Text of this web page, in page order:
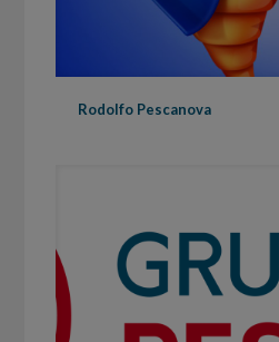
Rodolfo Pescanova